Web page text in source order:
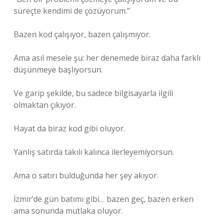
süreçte kendimi de çözüyorum.”
Bazen kod çalışıyor, bazen çalışmıyor.
Ama asıl mesele şu: her denemede biraz daha farklı
düşünmeye başlıyorsun.
Ve garip şekilde, bu sadece bilgisayarla ilgili
olmaktan çıkıyor.
Hayat da biraz kod gibi oluyor.
Yanlış satırda takılı kalınca ilerleyemiyorsun.
Ama o satırı bulduğunda her şey akıyor.
İzmir’de gün batımı gibi… bazen geç, bazen erken
ama sonunda mutlaka oluyor.